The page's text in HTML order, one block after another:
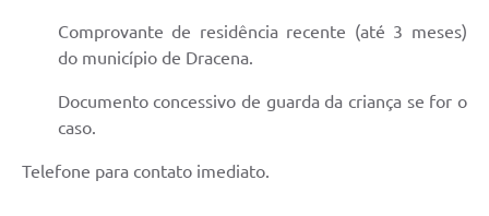
Comprovante de residência recente (até 3 meses)
do município de Dracena.
Documento concessivo de guarda da criança se for o
caso.
Telefone para contato imediato.